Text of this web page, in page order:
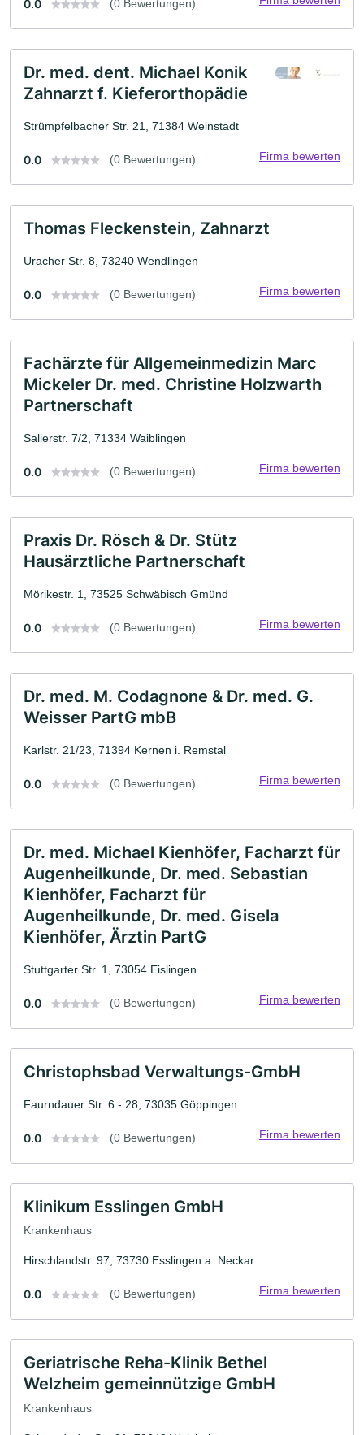
0.0 (0 Bewertungen)
Dr. med. dent. Michael Konik
Zahnarzt f. Kieferorthopädie
Strümpfelbacher Str. 21, 71384 Weinstadt
0.0 (0 Bewertungen) Firma bewerten
Thomas Fleckenstein, Zahnarzt
Uracher Str. 8, 73240 Wendlingen
0.0 (0 Bewertungen) Firma bewerten
Fachärzte für Allgemeinmedizin Marc
Mickeler Dr. med. Christine Holzwarth
Partnerschaft
Salierstr. 7/2, 71334 Waiblingen
0.0 (0 Bewertungen) Firma bewerten
Praxis Dr. Rösch & Dr. Stütz
Hausärztliche Partnerschaft
Mörikestr. 1, 73525 Schwäbisch Gmünd
0.0 (0 Bewertungen) Firma bewerten
Dr. med. M. Codagnone & Dr. med. G.
Weisser PartG mbB
Karlstr. 21/23, 71394 Kernen i. Remstal
0.0 (0 Bewertungen) Firma bewerten
Dr. med. Michael Kienhöfer, Facharzt für
Augenheilkunde, Dr. med. Sebastian
Kienhöfer, Facharzt für
Augenheilkunde, Dr. med. Gisela
Kienhöfer, Ärztin PartG
Stuttgarter Str. 1, 73054 Eislingen
0.0 (0 Bewertungen) Firma bewerten
Christophsbad Verwaltungs-GmbH
Faurndauer Str. 6 - 28, 73035 Göppingen
0.0 (0 Bewertungen) Firma bewerten
Klinikum Esslingen GmbH
Krankenhaus
Hirschlandstr. 97, 73730 Esslingen a. Neckar
0.0 (0 Bewertungen) Firma bewerten
Geriatrische Reha-Klinik Bethel
Welzheim gemeinnützige GmbH
Krankenhaus